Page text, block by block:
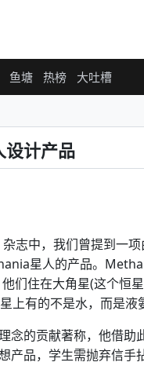
鱼塘 热榜 大吐槽
计产品
志中，我们曾提到一
星人的产品。
们住在大角星(这个恒
上有的不是水，而是液
念的贡献著称，他借
产品，学生需抛弃信